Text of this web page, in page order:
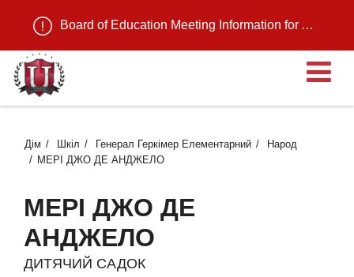
Board of Education Meeting Information for August 11, 2026
Дім Шкіл Генерал Геркімер Елементарний
Народ
МЕРІ ДЖО ДЕ АНДЖЕЛО
МЕРІ ДЖО ДЕ
АНДЖЕЛО
ДИТЯЧИЙ САДОК